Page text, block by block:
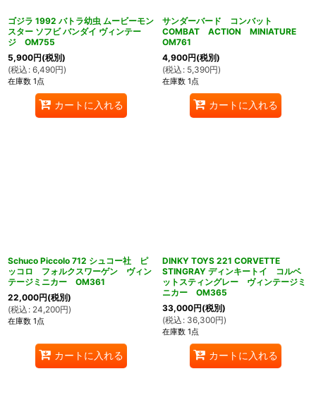
ゴジラ 1992 バトラ幼虫 ムービーモン
スター ソフビ バンダイ ヴィンテー
ジ OM755
5,900円(税別)
(税込 : 6,490円)
在庫数 1点
カートに入れる
サンダーバード コンバット
COMBAT ACTION MINIATURE
OM761
4,900円(税別)
(税込 : 5,390円)
在庫数 1点
カートに入れる
Schuco Piccolo 712 シュコー社 ピ
ッコロ フォルクスワーゲン ヴィン
テージミニカー OM361
22,000円(税別)
(税込 : 24,200円)
在庫数 1点
カートに入れる
DINKY TOYS 221 CORVETTE
STINGRAY ディンキートイ コルベ
ットスティングレー ヴィンテージミ
ニカー OM365
33,000円(税別)
(税込 : 36,300円)
在庫数 1点
カートに入れる